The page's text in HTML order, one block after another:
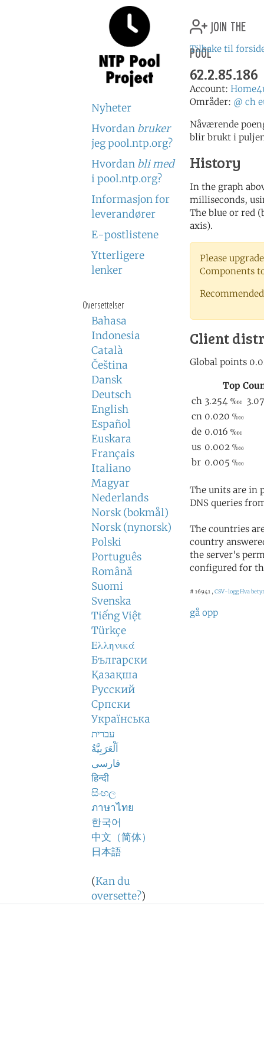
Nyheter
Hvordan bruker
jeg pool.ntp.org?
Hvordan bli med
i pool.ntp.org?
Informasjon for
leverandører
E-postlistene
Ytterligere
lenker
Oversettelser
Bahasa
Indonesia
Català
Čeština
Dansk
Deutsch
English
Español
Euskara
Français
Italiano
Magyar
Nederlands
Norsk (bokmål)
Norsk (nynorsk)
Polski
Português
Română
Suomi
Svenska
Tiếng Việt
Türkçe
Ελληνικά
Български
Қазақша
Русский
Српски
Українська
עברית
اَلْعَرَبِيَّةُ
فارسی
हिन्दी
සිංහල
ภาษาไทย
한국어
中文（简体）
日本語
(Kan du
oversette?)
join the
pool
Tilbake til
62.2.85.186
Account:
Områder: @ ch
Nåværende
blir brukt i
History
In the graph
milliseconds,
The blue or red
axis).
Please
Components
Client
The units are in
DNS queries
The countries
country
the server's
configured for
# 16941 , CSV-loggHva
gå opp